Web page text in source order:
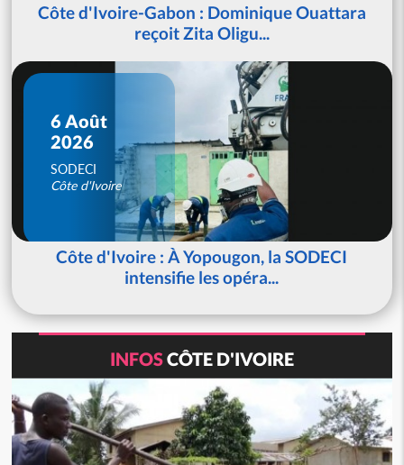
Côte d'Ivoire-Gabon : Dominique Ouattara
reçoit Zita Oligu...
6 Août
2026
SODECI
Côte d'Ivoire
Côte d'Ivoire : À Yopougon, la SODECI
intensifie les opéra...
INFOSCÔTE D'IVOIRE